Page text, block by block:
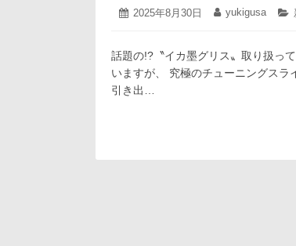
投
2025年8月30日
2025
月
日
投
yukigusa
話題の!?〝イカ墨グリス〟取り扱っ
いますが、 究極のチューニングス
引き出…